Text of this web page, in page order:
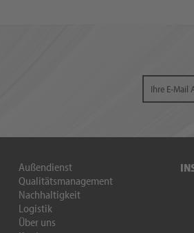
Außendienst
Qualitätsmanagement
Nachhaltigkeit
Logistik
Über uns